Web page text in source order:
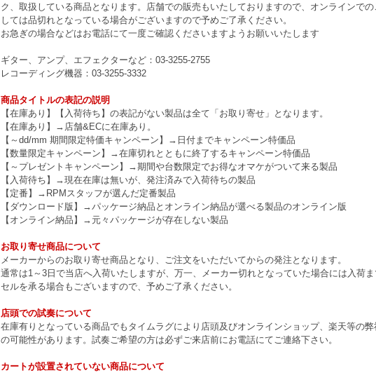
ク、取扱している商品となります。店舗での販売もいたしておりますので、オンラインで
しては品切れとなっている場合がございますので予めご了承ください。
お急ぎの場合などはお電話にて一度ご確認くださいますようお願いいたします
ギター、アンプ、エフェクターなど：03-3255-2755
レコーディング機器：03-3255-3332
商品タイトルの表記の説明
【在庫あり】【入荷待ち】の表記がない製品は全て「お取り寄せ」となります。
【在庫あり】→店舗&ECに在庫あり。
【～dd/mm 期間限定特価キャンペーン】→日付までキャンペーン特価品
【数量限定キャンペーン】→在庫切れとともに終了するキャンペーン特価品
【～プレゼントキャンペーン】→期間や台数限定でお得なオマケがついて来る製品
【入荷待ち】→現在在庫は無いが、発注済みで入荷待ちの製品
【定番】→RPMスタッフが選んだ定番製品
【ダウンロード版】→パッケージ納品とオンライン納品が選べる製品のオンライン版
【オンライン納品】→元々パッケージが存在しない製品
お取り寄せ商品について
メーカーからのお取り寄せ商品となり、ご注文をいただいてからの発注となります。
通常は1～3日で当店へ入荷いたしますが、万一、メーカー切れとなっていた場合には入荷
セルを承る場合もございますので、予めご了承ください。
店頭での試奏について
在庫有りとなっている商品でもタイムラグにより店頭及びオンラインショップ、楽天等の
の可能性があります。試奏ご希望の方は必ずご来店前にお電話にてご連絡下さい。
カートが設置されていない商品について